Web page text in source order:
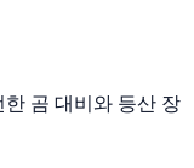
곰 대비와 등산 장